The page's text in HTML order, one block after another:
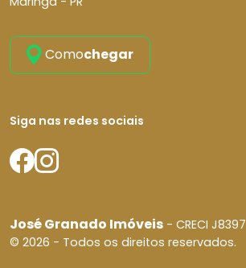
Comochegar
Siga nas redes sociais
José Granado Imóveis - CRECI J8397
© 2026 - Todos os direitos reservados.